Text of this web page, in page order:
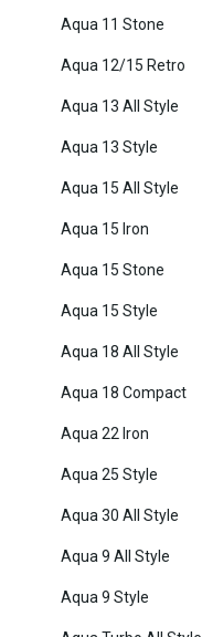
Aqua 11 Stone
Aqua 12/15 Retro
Aqua 13 All Style
Aqua 13 Style
Aqua 15 All Style
Aqua 15 Iron
Aqua 15 Stone
Aqua 15 Style
Aqua 18 All Style
Aqua 18 Compact
Aqua 22 Iron
Aqua 25 Style
Aqua 30 All Style
Aqua 9 All Style
Aqua 9 Style